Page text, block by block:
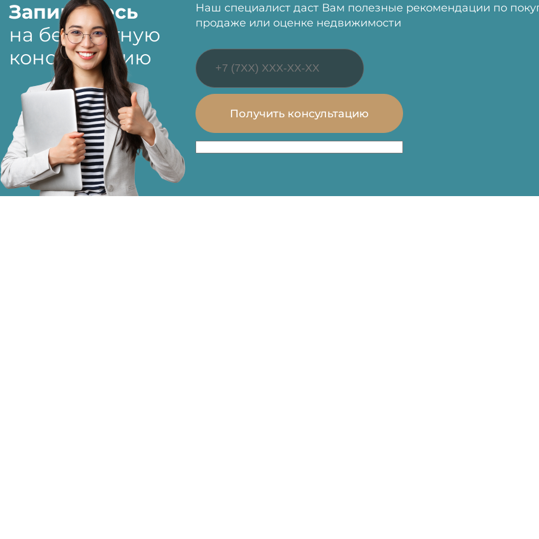
Запишитесь
на бесплатную
консультацию
Наш специалист даст Вам полезные рекомендации по
продаже или оценке недвижимости